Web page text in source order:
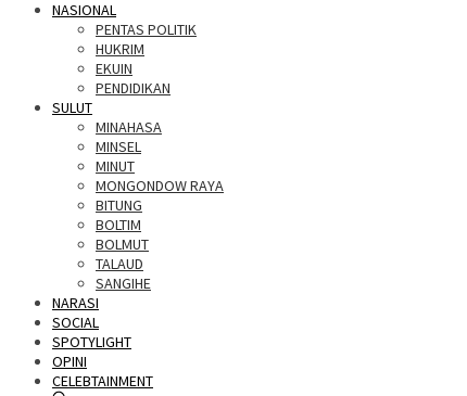
NASIONAL
PENTAS POLITIK
HUKRIM
EKUIN
PENDIDIKAN
SULUT
MINAHASA
MINSEL
MINUT
MONGONDOW RAYA
BITUNG
BOLTIM
BOLMUT
TALAUD
SANGIHE
NARASI
SOCIAL
SPOTYLIGHT
OPINI
CELEBTAINMENT